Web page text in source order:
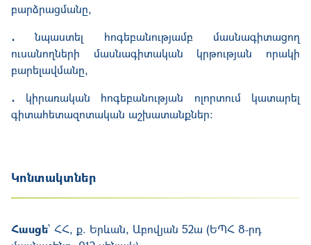
բարձրացմանը,
․ նպաստել հոգեբանությամբ մասնագիտացող
ուսանողների մասնագիտական կրթության որակի
բարելավմանը,
․ կիրառական հոգեբանության ոլորտում կատարել
գիտահետազոտական աշխատանքներ։
Կոնտակտներ
Հասցե՝ ՀՀ, ք. Երևան, Աբովյան 52ա (ԵՊՀ 8-րդ